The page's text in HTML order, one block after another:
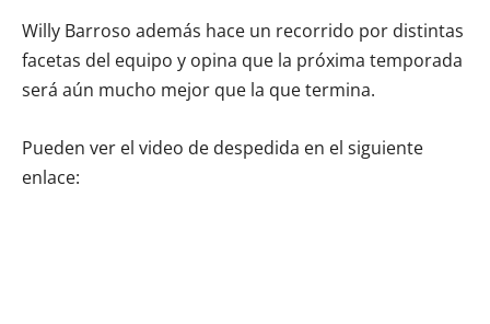
Willy Barroso además hace un recorrido por distintas
facetas del equipo y opina que la próxima temporada
será aún mucho mejor que la que termina.
Pueden ver el video de despedida en el siguiente
enlace: